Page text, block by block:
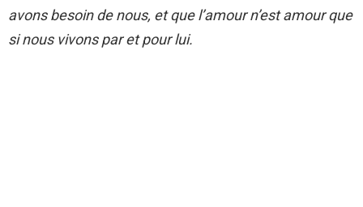
avons besoin de nous, et que l’amour n’est amour que
si nous vivons par et pour lui.